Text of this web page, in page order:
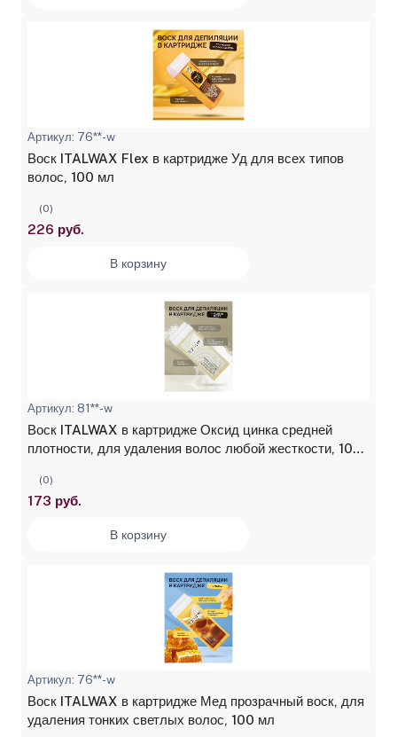
Артикул: 76**-w
Воск ITALWAX Flex в картридже Уд для всех типов
волос, 100 мл
(0)
226 руб.
В корзину
Артикул: 81**-w
Воск ITALWAX в картридже Оксид цинка средней
плотности, для удаления волос любой жесткости, 100
(0)
173 руб.
В корзину
Артикул: 76**-w
Воск ITALWAX в картридже Мед прозрачный воск, для
удаления тонких светлых волос, 100 мл